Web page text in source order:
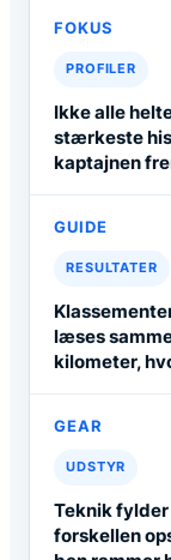
FOKUS
PROFILER
Ikke alle
stærkeste
kaptajnen
GUIDE
RESULTATER
læses
kilometer,
GEAR
UDSTYR
Teknik fylder
forskellen